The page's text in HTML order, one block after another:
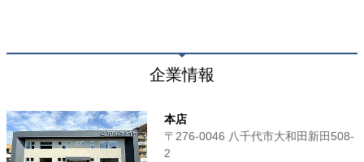
企業情報
本店
〒276-0046 八千代市大和田新田508-
2